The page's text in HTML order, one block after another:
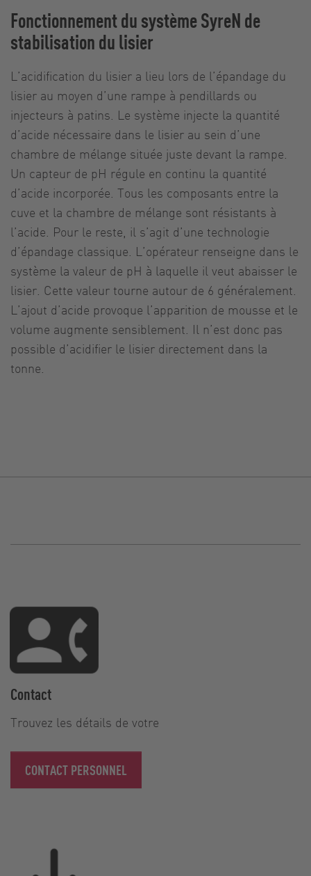
Fonctionnement du système SyreN de
stabilisation du lisier
L’acidification du lisier a lieu lors de l’épandage du
lisier au moyen d’une rampe à pendillards ou
injecteurs à patins. Le système injecte la quantité
d’acide nécessaire dans le lisier au sein d’une
chambre de mélange située juste devant la rampe.
Un capteur de pH régule en continu la quantité
d’acide incorporée. Tous les composants entre la
cuve et la chambre de mélange sont résistants à
l’acide. Pour le reste, il s’agit d’une technologie
d’épandage classique. L’opérateur renseigne dans le
système la valeur de pH à laquelle il veut abaisser le
lisier. Cette valeur tourne autour de 6 généralement.
L’ajout d’acide provoque l’apparition de mousse et le
volume augmente sensiblement. Il n’est donc pas
possible d’acidifier le lisier directement dans la
tonne.
Contact
Trouvez les détails de votre
CONTACT PERSONNEL